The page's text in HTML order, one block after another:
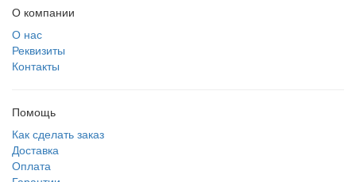
О компании
О нас
Реквизиты
Контакты
Помощь
Как сделать заказ
Доставка
Оплата